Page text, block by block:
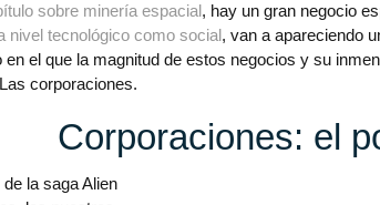
sobre minería espacial, hay un gran negocio
nivel tecnológico como social, van a apareciendo
el que la magnitud de estos negocios y su
corporaciones.
Corporaciones: el